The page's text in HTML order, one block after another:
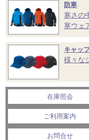
防寒
寒さの
寒ウェ
キャッ
様々な
在庫照会
ご利用案内
お問合せ